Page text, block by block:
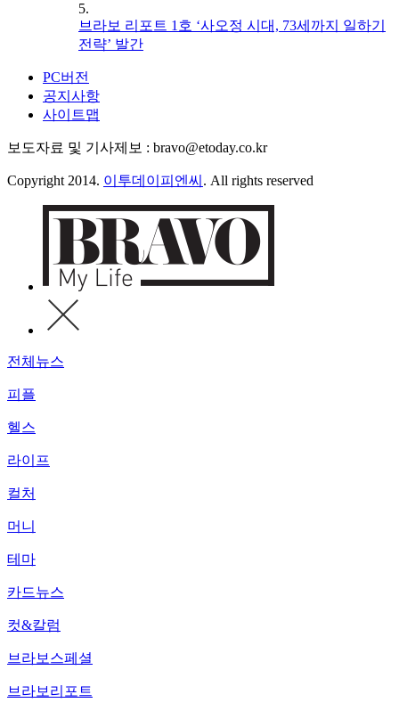
5.
브라보 리포트 1호 ‘사오정 시대, 73세까지 일하기
전략’ 발간
PC버전
공지사항
사이트맵
보도자료 및 기사제보 : bravo@etoday.co.kr
Copyright 2014. 이투데이피엔씨 . All rights reserved
전체뉴스
피플
헬스
라이프
컬처
머니
테마
카드뉴스
컷&칼럼
브라보스페셜
브라보리포트